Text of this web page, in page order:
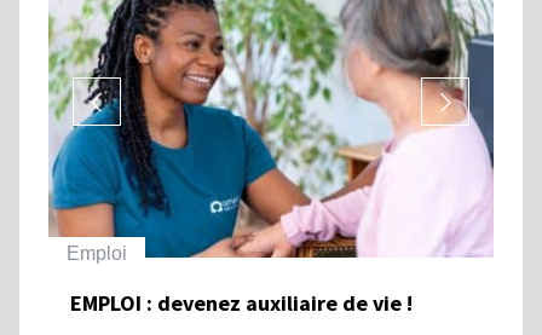
Emploi
EMPLOI : devenez auxiliaire de vie !